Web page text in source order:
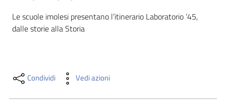
Scopri
i
Risorse
Le scuole imolesi presentano l’itinerario Laboratorio ‘45,
dalle storie alla Storia
Condividi Vedi azioni